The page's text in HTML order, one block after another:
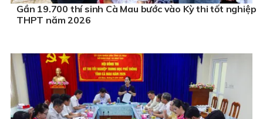
Gần 19.700 thí sinh Cà Mau bước vào Kỳ thi tốt nghiệp
THPT năm 2026